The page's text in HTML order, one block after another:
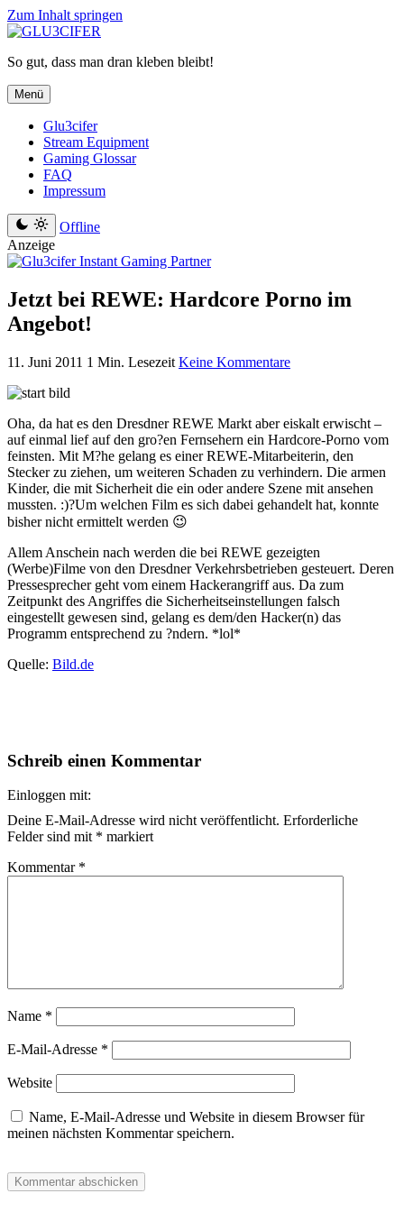
Zum Inhalt springen
So gut, dass man dran kleben bleibt!
Menü
Glu3cifer
Stream Equipment
Gaming Glossar
FAQ
Impressum
Offline
Anzeige
Jetzt bei REWE: Hardcore Porno im
Angebot!
11. Juni 2011 1 Min. Lesezeit Keine Kommentare
Oha, da hat es den Dresdner REWE Markt aber eiskalt erwischt –
auf einmal lief auf den gro?en Fernsehern ein Hardcore-Porno vom
feinsten. Mit M?he gelang es einer REWE-Mitarbeiterin, den
Stecker zu ziehen, um weiteren Schaden zu verhindern. Die armen
Kinder, die mit Sicherheit die ein oder andere Szene mit ansehen
mussten. :)?Um welchen Film es sich dabei gehandelt hat, konnte
bisher nicht ermittelt werden 😉
Allem Anschein nach werden die bei REWE gezeigten
(Werbe)Filme von den Dresdner Verkehrsbetrieben gesteuert. Deren
Pressesprecher geht vom einem Hackerangriff aus. Da zum
Zeitpunkt des Angriffes die Sicherheitseinstellungen falsch
eingestellt gewesen sind, gelang es dem/den Hacker(n) das
Programm entsprechend zu ?ndern. *lol*
Quelle: Bild.de
Schreib einen Kommentar
Einloggen mit:
Deine E-Mail-Adresse wird nicht veröffentlicht. Erforderliche
Felder sind mit * markiert
Kommentar *
Name *
E-Mail-Adresse *
Website
Name, E-Mail-Adresse und Website in diesem Browser für
meinen nächsten Kommentar speichern.